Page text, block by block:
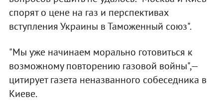
спорят о цене на газ и перспективах
вступления Украины в Таможенный союз".
"Мы уже начинаем морально готовиться к
возможному повторению газовой войны",—
цитирует газета неназванного собеседника в
Киеве.